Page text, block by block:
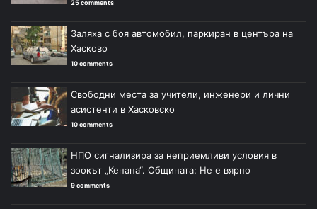
25 comments
Заляха с боя автомобил, паркиран в центъра на
Хасково
10 comments
Свободни места за учители, инженери и лични
асистенти в Хасковско
10 comments
НПО сигнализира за неприемливи условия в
зоокът „Кенана“. Общината: Не е вярно
9 comments